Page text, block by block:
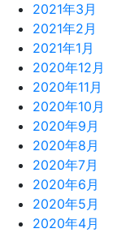
2021年3月
2021年2月
2021年1月
2020年12月
2020年11月
2020年10月
2020年9月
2020年8月
2020年7月
2020年6月
2020年5月
2020年4月